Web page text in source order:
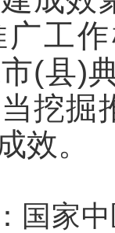
工
(县)
挖掘
效。
国家